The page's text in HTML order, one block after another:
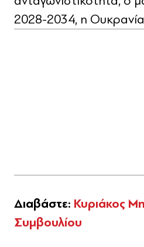
2028-2034, η
Διαβάστε: Κυριάκος
Συμβουλίου